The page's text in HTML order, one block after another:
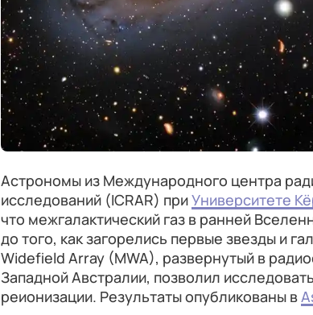
Астрономы из Международного центра
исследований (ICRAR) приУниверситете
что межгалактический газ в ранней
до того, как загорелись первые звезды и
Widefield Array (MWA), развернутый в
Западной Австралии, позволил
реионизации. Результаты опубликованы в